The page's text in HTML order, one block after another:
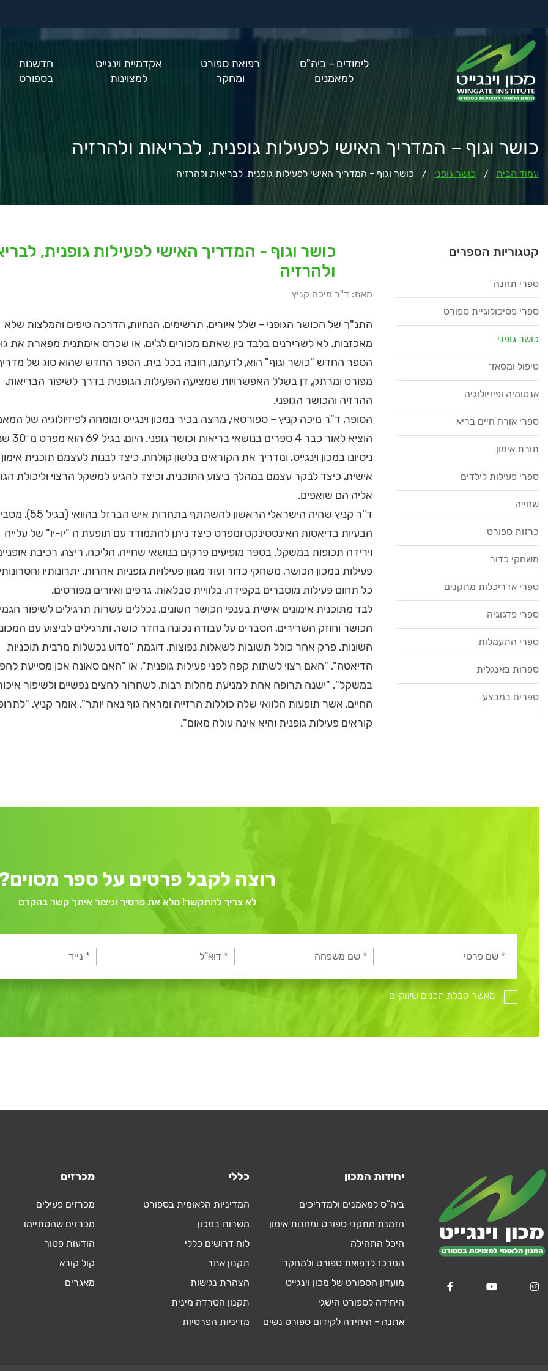
לימודים – ביה"ס
למאמנים
רפואת ספורט
ומחקר
אקדמיית וינגייט
למצוינות
חדשנות
בספורט
כושר וגוף – המדריך האישי לפעילות גופנית, לבריאות ולהרזיה
עמוד הבית / כושר גופני / כושר וגוף – המדריך האישי לפעילות גופנית, לבריאות ולהרזיה
קטגוריות הספרים
ספרי תזונה
ספרי פסיכולוגיית ספורט
כושר גופני
טיפול ומסאז׳
אנטומיה ופיזיולוגיה
ספרי אורח חיים בריא
תורת אימון
ספרי פעילות לילדים
שחייה
כרזות ספורט
משחקי כדור
ספרי אדריכלות מתקנים
ספרי פדגוגיה
ספרי התעמלות
ספרות באנגלית
ספרים במבצע
כושר וגוף - המדריך האישי לפעילות גופנית,
ולהרזיה
מאת: ד"ר מיכה קניץ
התנ"ך של הכושר הגופני – שלל איורים, תרשימים, הנחיות, הדרכה טיפים והמלצות שלא
מאכזבות. לא לשרירנים בלבד בין שאתם מכורים לג'ים, או שכרס אימתנית מפארת את
הספר החדש "כושר וגוף" הוא, לדעתנו, חובה בכל בית. הספר החדש שהוא סוג של
מפורט ומרתק, דן בשלל האפשרויות שמציעה הפעילות הגופנית בדרך לשיפור הבריאות,
ההרזיה והכושר הגופני.
הסופר, ד"ר מיכה קניץ – ספורטאי, מרצה בכיר במכון וינגייט ומומחה לפיזיולוגיה של
הוציא לאור כבר 4 ספרים
ניסיונו במכון וינגייט, ומדריך את הקוראים בלשון קולחת, כיצד לבנות לעצמם תוכנית אימון
אישית, כיצד לבקר עצמם במהלך ביצוע התוכנית, וכיצד להגיע למשקל הרצוי וליכולת
אליה הם שואפים.
ד"ר קניץ שהיה הישראלי הראשון להשתתף
הבעיות בדיאטות האינסטינקט ומפרט כיצד ניתן להתמודד עם תופעת ה "יו-יו" של עלייה
וירידה תכופות במשקל. בספר מופיעים פרקים בנושאי שחייה, הליכה, ריצה, רכיבת
פעילות במכון הכושר, משחקי כדור ועוד מגוון פעילויות גופניות אחרות. יתרונותיו
כל תחום פעילות מוסברים בקפידה, בלוויית טבלאות, גרפים ואיורים מפורטים.
לבד מתוכנית אימונים אישית בענפי הכושר השונים, נכללים עשרות תרגילים לשיפור
הכושר וחוזק השרירים, הסברים על עבודה נכונה בחדר כושר, ותרגילים לביצוע עם
השונות. פרק אחר כולל תשובות לשאלות נפוצות, דוגמת "מדוע נכשלות מרבית תוכניות
הדיאטה", "האם רצוי לשתות קפה לפני פעילות גופנית", או "האם סאונה אכן מסייעת
במשקל". "ישנה תרופה אחת למניעת מחלות רבות, לשחרור לחצים נפשיים ולשיפור
החיים, אשר תופעות הלוואי שלה כוללות הרזייה ומראה גוף נאה יותר", אומר קניץ,
קוראים פעילות גופנית והיא אינה עולה מאום".
רוצה לקבל פרטים על ספר
לא צריך להתקשר! מלא את פרטיך וניצור איתך קשר בהקדם
מאשר קבלת תכנים שיווקיים
יחידות המכון
ביה”ס למאמנים ולמדריכים
הזמנת מתקני ספורט ומחנות אימון
היכל התהילה
המרכז לרפואת ספורט ולמחקר
מועדון הספורט של מכון וינגייט
היחידה לספורט הישגי
אתנה – היחידה לקידום ספורט נשים
כללי
המדיניות הלאומית בספורט
משרות במכון
לוח דרושים כללי
תקנון אתר
הצהרת נגישות
תקנון הטרדה מינית
מדיניות הפרטיות
מכרזים
מכרזים פעילים
מכרזים שהסתיימו
הודעות פטור
קול קורא
מאגרים